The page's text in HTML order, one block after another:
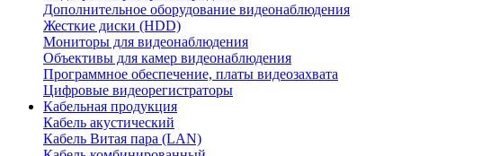
Дополнительное оборудование видеонаблюдения
Жесткие диски (HDD)
Мониторы для видеонаблюдения
Объективы для камер видеонаблюдения
Программное обеспечение, платы видеозахвата
Цифровые видеорегистраторы
Кабельная продукция
Кабель акустический
Кабель Витая пара (LAN)